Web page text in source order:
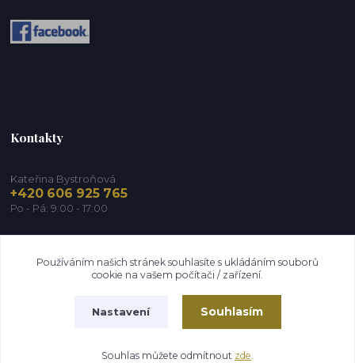
Kontakty
Kateřina Bystroňová
+420 606 925 765
Po - Pá: 9:00 - 17:00
Používáním našich stránek souhlasíte s ukládáním souborů
cookie na vašem počítači / zařízení.
Nastavení Souhlasím
Souhlas můžete odmítnout zde